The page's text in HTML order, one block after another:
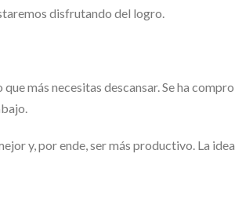
disfrutando del logro.
más necesitas descansar. Se ha
y, por ende, ser más productivo. La